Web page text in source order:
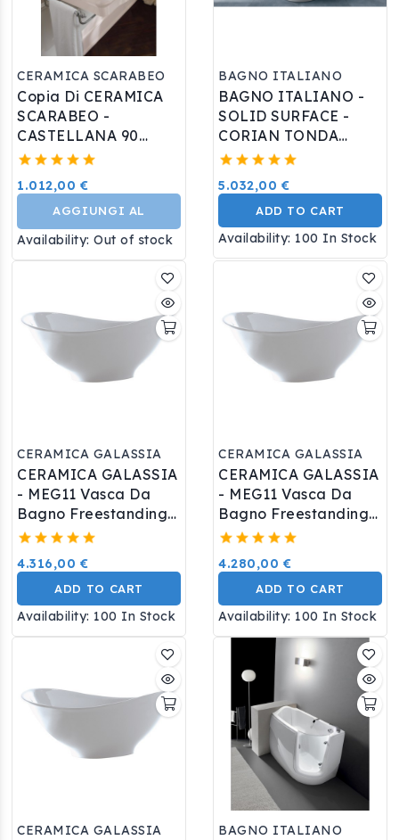
CERAMICA SCARABEO
Copia Di CERAMICA
SCARABEO -
CASTELLANA 90
Lavabo D'appoggio O
Portasalviette
1.012,00 €
AGGIUNGI AL
CARRELLO
Availability:Out of stock
BAGNO ITALIANO
BAGNO ITALIANO -
SOLID SURFACE -
CORIAN TONDA
Vasca Free Standing
5.032,00 €
ADD TO CART
Availability: 100 In Stock
CERAMICA GALASSIA
CERAMICA GALASSIA
- MEG11 Vasca Da
Bagno Freestanding
Finitura Bianco Mat
4.316,00 €
ADD TO CART
Availability: 100 In Stock
CERAMICA GALASSIA
CERAMICA GALASSIA
- MEG11 Vasca Da
Bagno Freestanding
Finitura Bianco
4.280,00 €
ADD TO CART
Availability: 100 In Stock
CERAMICA GALASSIA BAGNO ITALIANO